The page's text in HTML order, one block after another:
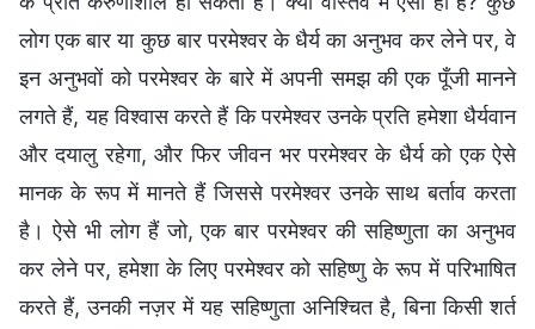
लोग एक बार या कुछ बार परमेश्वर के धैर्य का अनुभव कर लेने पर, वे
इन अनुभवों को परमेश्वर के बारे में अपनी समझ की एक पूँजी मानने
लगते हैं, यह विश्वास करते हैं कि परमेश्वर उनके प्रति हमेशा धैर्यवान
और दयालु रहेगा, और फिर जीवन भर परमेश्वर के धैर्य को एक ऐसे
मानक के रूप में मानते हैं जिससे परमेश्वर उनके साथ बर्ताव करता
है। ऐसे भी लोग हैं जो, एक बार परमेश्वर की सहिष्णुता का अनुभव
कर लेने पर, हमेशा के लिए परमेश्वर को सहिष्णु के रूप में परिभाषित
करते हैं, उनकी नज़र में यह सहिष्णुता अनिश्चित है, बिना किसी शर्त